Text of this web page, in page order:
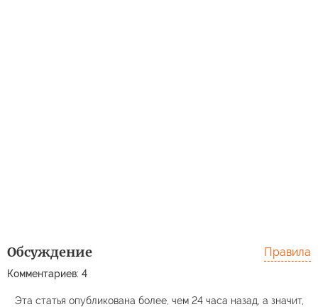
Обсуждение
Комментариев: 4
Правила
Эта статья опубликована более, чем 24 часа назад, а значит,